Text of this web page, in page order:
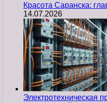
Красота Саранска:
14.07.2026
Электротехническая